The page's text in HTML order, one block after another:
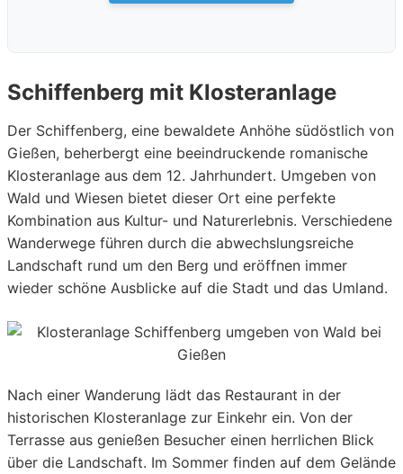
Schiffenberg mit Klosteranlage
Der Schiffenberg, eine bewaldete Anhöhe südöstlich von
Gießen, beherbergt eine beeindruckende romanische
Klosteranlage aus dem 12. Jahrhundert. Umgeben von
Wald und Wiesen bietet dieser Ort eine perfekte
Kombination aus Kultur- und Naturerlebnis. Verschiedene
Wanderwege führen durch die abwechslungsreiche
Landschaft rund um den Berg und eröffnen immer
wieder schöne Ausblicke auf die Stadt und das Umland.
Nach einer Wanderung lädt das Restaurant in der
historischen Klosteranlage zur Einkehr ein. Von der
Terrasse aus genießen Besucher einen herrlichen Blick
über die Landschaft. Im Sommer finden auf dem Gelände